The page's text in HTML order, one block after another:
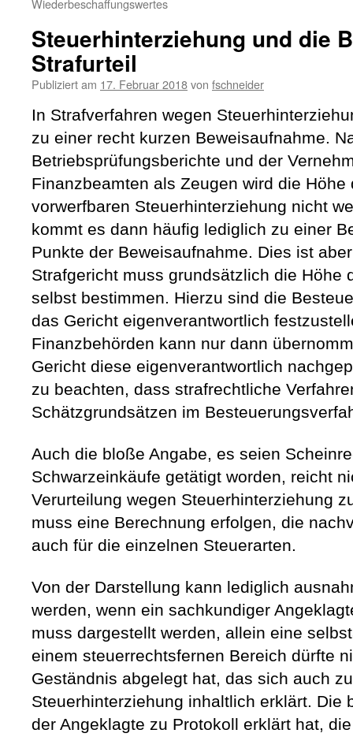
Wiederbeschaffungswertes
Steuerhinterziehung und die
Strafurteil
Publiziert am 17. Februar 2018von fschneider
In Strafverfahren wegen
zu einer recht kurzen Beweisaufnahme.
Betriebsprüfungsberichte und der
Finanzbeamten als Zeugen wird die Höhe
vorwerfbaren Steuerhinterziehung nicht
kommt es dann häufig lediglich zu einer
Punkte der Beweisaufnahme. Dies ist
Strafgericht muss grundsätzlich die Höhe
selbst bestimmen. Hierzu sind die
das Gericht eigenverantwortlich
Finanzbehörden kann nur dann
Gericht diese eigenverantwortlich
zu beachten, dass strafrechtliche
Schätzgrundsätzen im
Auch die bloße Angabe, es seien
Schwarzeinkäufe getätigt worden, reicht
Verurteilung wegen Steuerhinterziehung
muss eine Berechnung erfolgen, die
auch für die einzelnen Steuerarten.
Von der Darstellung kann lediglich
werden, wenn ein sachkundiger
muss dargestellt werden, allein eine
einem steuerrechtsfernen Bereich dürfte
Geständnis abgelegt hat, das sich auch
Steuerhinterziehung inhaltlich erklärt. Die
der Angeklagte zu Protokoll erklärt hat,